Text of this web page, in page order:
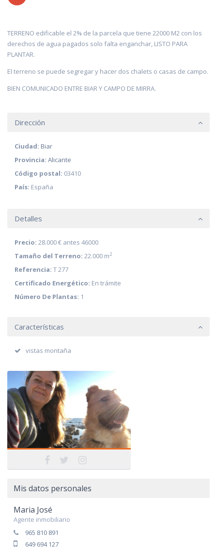
TERRENO edificable el 2% de la parcela que tiene 22000 M2 con los
derechos de agua pagados solo falta enganchar, LISTO PARA
PLANTAR.
El terreno se puede segregar y hacer dos chalets o casas de campo.
BIEN COMUNICADO ENTRE BIAR Y CAMPO DE MIRRA.
Dirección
Ciudad: Biar
Provincia: Alicante
Código postal: 03410
País: España
Detalles
Precio: 28.000 € antes 46000
Tamaño del Terreno: 22.000 m2
Referencia: T 277
Certificado Energético: En trámite
Número De Plantas: 1
Características
vistas montaña
Mis datos personales
Maria José
Agente inmobiliario
965 810 891
649 694 127